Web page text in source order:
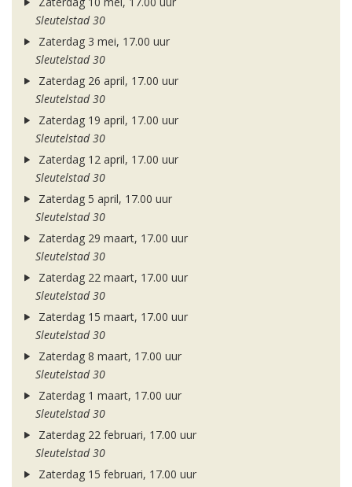
Sleutelstad 30
Zaterdag 3 mei, 17.00 uur
Sleutelstad 30
Zaterdag 26 april, 17.00 uur
Sleutelstad 30
Zaterdag 19 april, 17.00 uur
Sleutelstad 30
Zaterdag 12 april, 17.00 uur
Sleutelstad 30
Zaterdag 5 april, 17.00 uur
Sleutelstad 30
Zaterdag 29 maart, 17.00 uur
Sleutelstad 30
Zaterdag 22 maart, 17.00 uur
Sleutelstad 30
Zaterdag 15 maart, 17.00 uur
Sleutelstad 30
Zaterdag 8 maart, 17.00 uur
Sleutelstad 30
Zaterdag 1 maart, 17.00 uur
Sleutelstad 30
Zaterdag 22 februari, 17.00 uur
Sleutelstad 30
Zaterdag 15 februari, 17.00 uur